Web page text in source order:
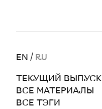
EN / RU
ТЕКУЩИЙ ВЫПУСК
ВСЕ МАТЕРИАЛЫ
ВСЕ ТЭГИ